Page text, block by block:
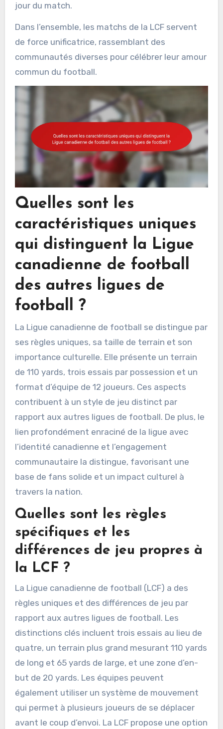
jour du match.
Dans l’ensemble, les matchs de la LCF servent
de force unificatrice, rassemblant des
communautés diverses pour célébrer leur amour
commun du football.
Quelles sont les
caractéristiques uniques
qui distinguent la Ligue
canadienne de football
des autres ligues de
football ?
La Ligue canadienne de football se distingue par
ses règles uniques, sa taille de terrain et son
importance culturelle. Elle présente un terrain
de 110 yards, trois essais par possession et un
format d’équipe de 12 joueurs. Ces aspects
contribuent à un style de jeu distinct par
rapport aux autres ligues de football. De plus, le
lien profondément enraciné de la ligue avec
l’identité canadienne et l’engagement
communautaire la distingue, favorisant une
base de fans solide et un impact culturel à
travers la nation.
Quelles sont les règles
spécifiques et les
différences de jeu propres à
la LCF ?
La Ligue canadienne de football (LCF) a des
règles uniques et des différences de jeu par
rapport aux autres ligues de football. Les
distinctions clés incluent trois essais au lieu de
quatre, un terrain plus grand mesurant 110 yards
de long et 65 yards de large, et une zone d’en-
but de 20 yards. Les équipes peuvent
également utiliser un système de mouvement
qui permet à plusieurs joueurs de se déplacer
avant le coup d’envoi. La LCF propose une option